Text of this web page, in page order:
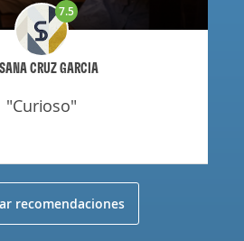
CRUZ GARCIA
7.5
"curioso"
recomendaciones